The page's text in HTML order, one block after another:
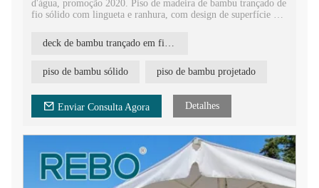
d'água, promoção 2020. Piso de madeira de bambu trançado de
fio sólido com lingueta e ranhura, com design de superfície de
Certificado com ISO14001, ISO19001, FSC, INTERTEK,
qualidade, forte, duro e durável. É um excelente material para
Tábuas de deck de bambu trançado para piscinas externas, piso
composto de bambu ecológico para áreas externas.
deck de bambu trançado em fio de madeira
piso de bambu sólido piso de bambu projetado
Enviar Consulta Agora Detalhes